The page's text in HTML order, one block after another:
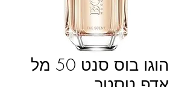
הוגו בוס סנט 50 מל